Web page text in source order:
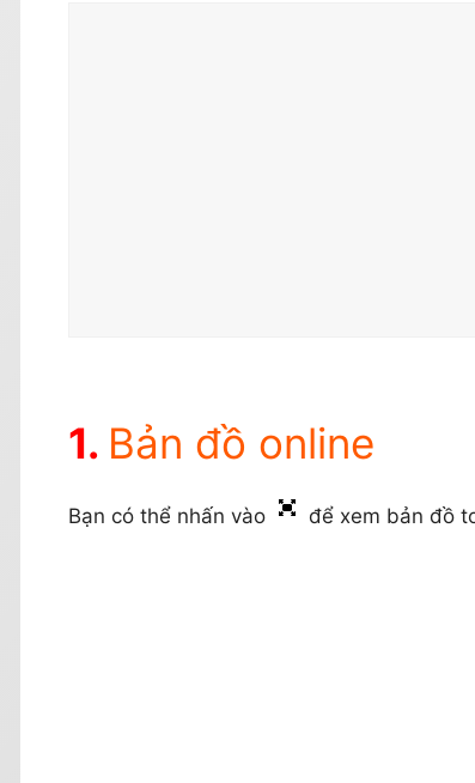
Bản đồ online
Bạn có thể nhấn vào để xem bản đồ